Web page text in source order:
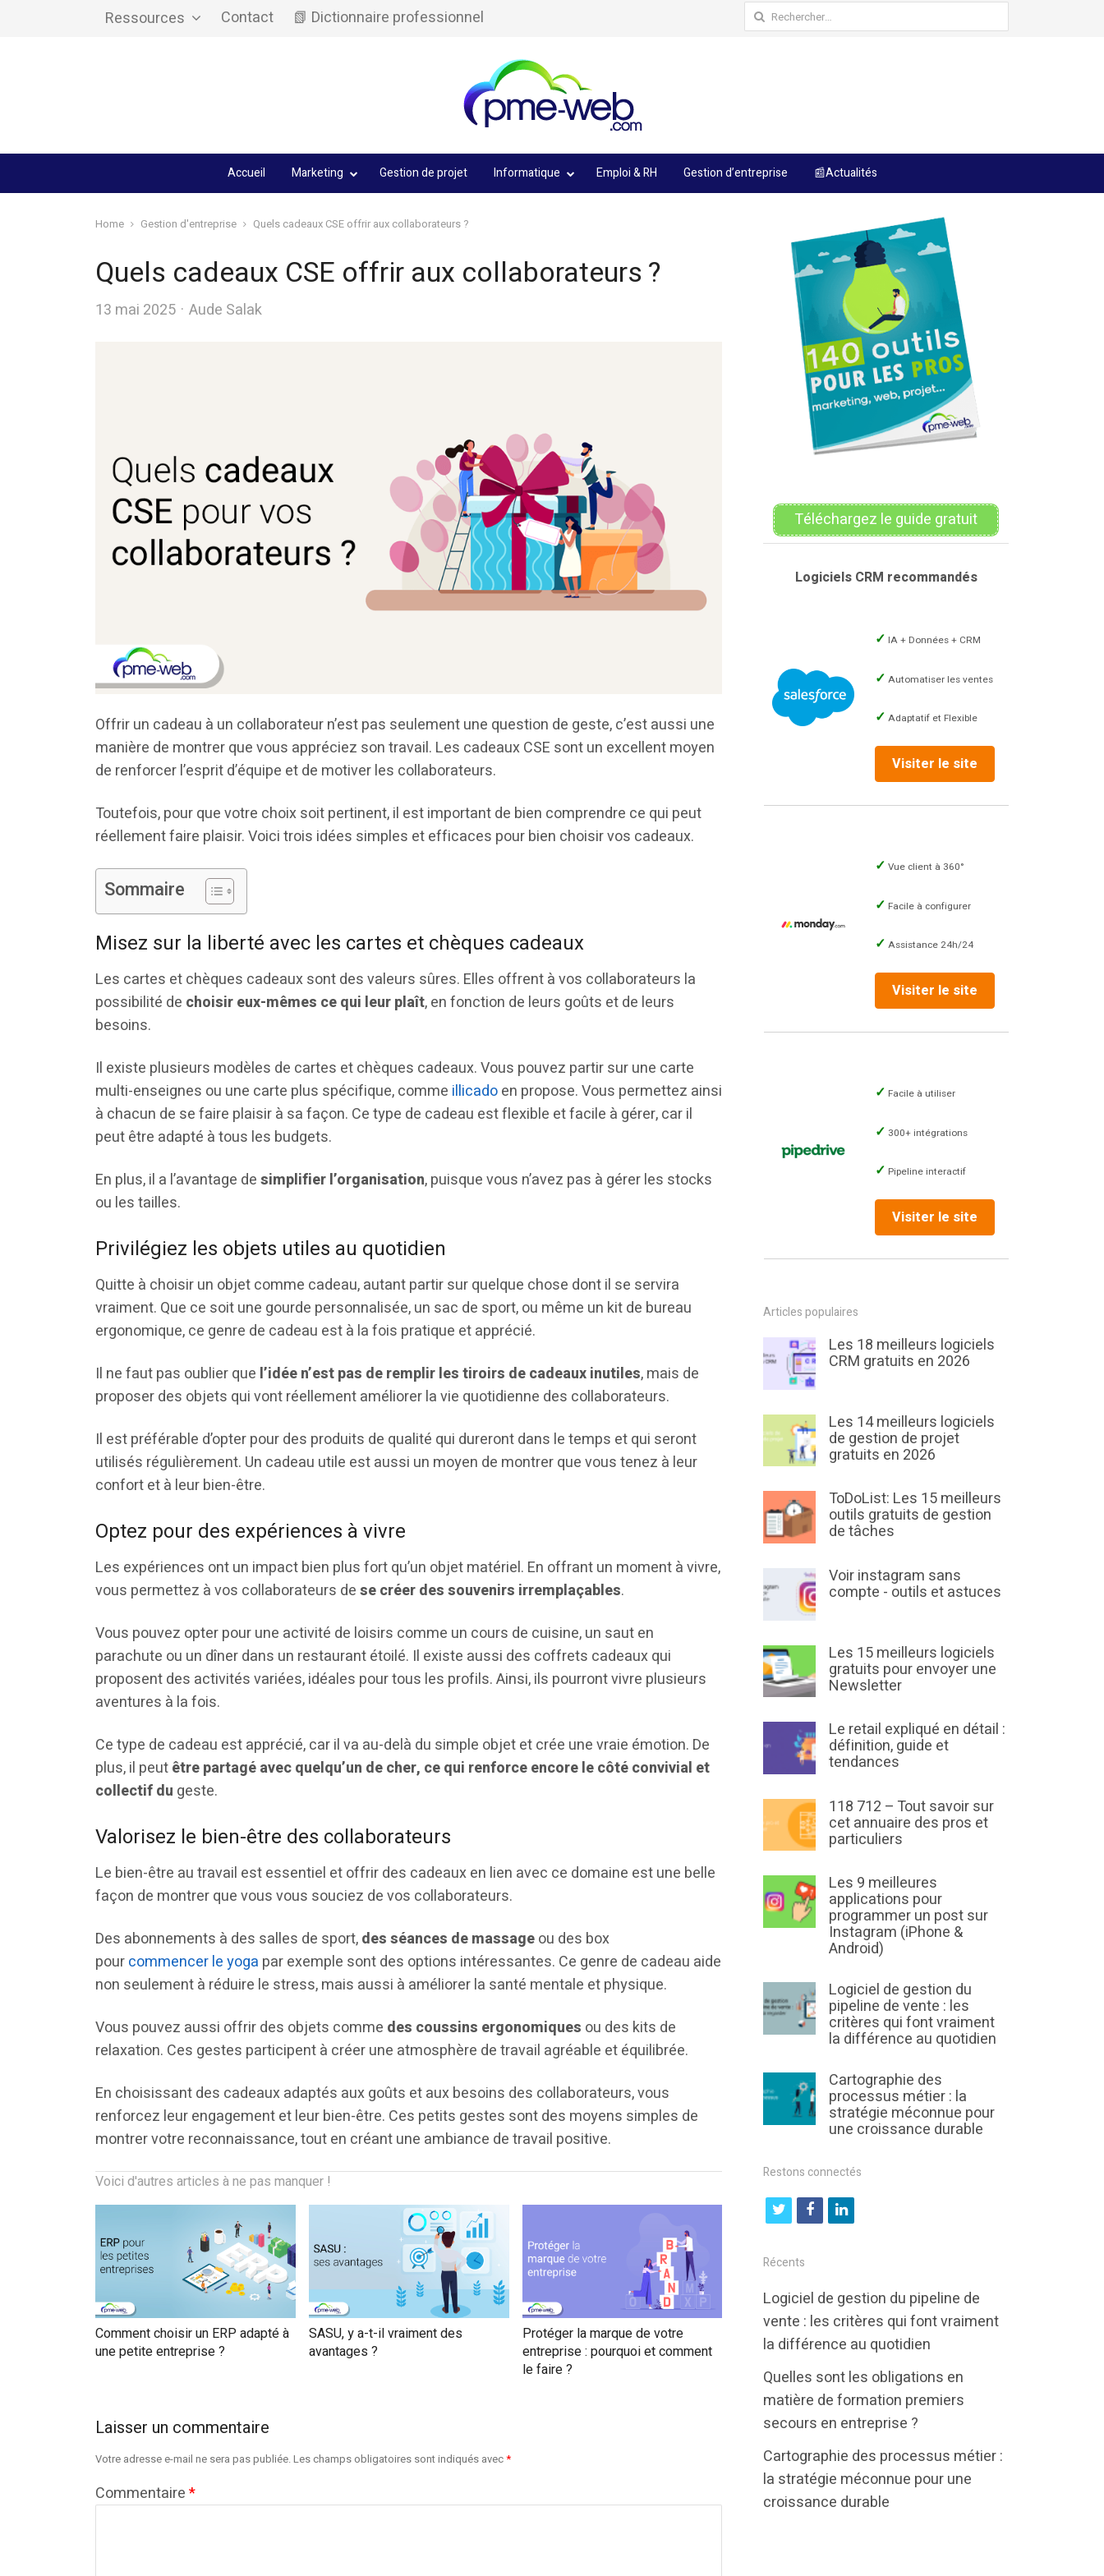
Ressources Contact 📗 Dictionnaire professionnel Rechercher :
Accueil Marketing Gestion de projet Informatique Emploi & RH Gestion d’entreprise 📰Actualités
Home Gestion d'entreprise Quels cadeaux CSE offrir aux collaborateurs ?
Quels cadeaux CSE offrir aux collaborateurs ?
13 mai 2025 Author
Aude Salak
Offrir un cadeau à un collaborateur n’est pas seulement une question de geste, c’est aussi une
manière de montrer que vous appréciez son travail. Les cadeaux CSE sont un excellent moyen
de renforcer l’esprit d’équipe et de motiver les collaborateurs.
Toutefois, pour que votre choix soit pertinent, il est important de bien comprendre ce qui peut
réellement faire plaisir. Voici trois idées simples et efficaces pour bien choisir vos cadeaux.
Sommaire
Misez sur la liberté avec les cartes et chèques cadeaux
Les cartes et chèques cadeaux sont des valeurs sûres. Elles offrent à vos collaborateurs la
possibilité de choisir eux-mêmes ce qui leur plaît, en fonction de leurs goûts et de leurs
besoins.
Il existe plusieurs modèles de cartes et chèques cadeaux. Vous pouvez partir sur une carte
multi-enseignes ou une carte plus spécifique, comme illicadoen propose. Vous permettez ainsi
à chacun de se faire plaisir à sa façon. Ce type de cadeau est flexible et facile à gérer, car il
peut être adapté à tous les budgets.
En plus, il a l’avantage desimplifier l’organisation, puisque vous n’avez pas à gérer les stocks
ou les tailles.
Privilégiez les objets utiles au quotidien
Quitte à choisir un objet comme cadeau, autant partir sur quelque chose dont il se servira
vraiment. Que ce soit une gourde personnalisée, un sac de sport, ou même un kit de bureau
ergonomique, ce genre de cadeau est à la fois pratique et apprécié.
Il ne faut pas oublier que l’idée n’est pas de remplir les tiroirs de cadeaux inutiles, mais de
proposer des objets qui vont réellement améliorer la vie quotidienne des collaborateurs.
Il est préférable d’opter pour des produits de qualité qui dureront dans le temps et qui seront
utilisés régulièrement. Un cadeau utile est aussi un moyen de montrer que vous tenez à leur
confort et à leur bien-être.
Optez pour des expériences à vivre
Les expériences ont un impact bien plus fort qu’un objet matériel. En offrant un moment à vivre,
vous permettez à vos collaborateurs dese créer des souvenirs irremplaçables.
Vous pouvez opter pour une activité de loisirs comme un cours de cuisine, un saut en
parachute ou un dîner dans un restaurant étoilé. Il existe aussi des coffrets cadeaux qui
proposent des activités variées, idéales pour tous les profils. Ainsi, ils pourront vivre plusieurs
aventures à la fois.
Ce type de cadeau est apprécié, car il va au-delà du simple objet et crée une vraie émotion. De
plus, il peutêtre partagé avec quelqu’un de cher, ce qui renforce encore le côté convivial et
collectif du geste.
Valorisez le bien-être des collaborateurs
Le bien-être au travail est essentiel et offrir des cadeaux en lien avec ce domaine est une belle
façon de montrer que vous vous souciez de vos collaborateurs.
Des abonnements à des salles de sport,des séances de massageou des box
pourcommencer le yoga par exemple sont des options intéressantes. Ce genre de cadeau aide
non seulement à réduire le stress, mais aussi à améliorer la santé mentale et physique.
Vous pouvez aussi offrir des objets comme des coussins ergonomiques ou des kits de
relaxation. Ces gestes participent à créer une atmosphère de travail agréable et équilibrée.
En choisissant des cadeaux adaptés aux goûts et aux besoins des collaborateurs, vous
renforcez leur engagement et leur bien-être. Ces petits gestes sont des moyens simples de
montrer votre reconnaissance, tout en créant une ambiance de travail positive.
Voici d'autres articles à ne pas manquer !
Comment choisir un ERP adapté à
une petite entreprise ?
SASU, y a-t-il vraiment des
avantages ?
Protéger la marque de votre
entreprise : pourquoi et comment
le faire ?
Laisser un commentaire
Votre adresse e-mail ne sera pas publiée.Les champs obligatoires sont indiqués avec*
Commentaire*
Téléchargez le guide gratuit
Logiciels CRM recommandés
IA + Données + CRM
Automatiser les ventes
Adaptatif et Flexible
Visiter le site
Vue client à 360°
Facile à configurer
Assistance 24h/24
Visiter le site
Facile à utiliser
300+ intégrations
Pipeline interactif
Visiter le site
Articles populaires
Les 18 meilleurs logiciels
CRM gratuits en 2026
Les 14 meilleurs logiciels
de gestion de projet
gratuits en 2026
ToDoList: Les 15 meilleurs
outils gratuits de gestion
de tâches
Voir instagram sans
compte - outils et astuces
Les 15 meilleurs logiciels
gratuits pour envoyer une
Newsletter
Le retail expliqué en détail :
définition, guide et
tendances
118 712 – Tout savoir sur
cet annuaire des pros et
particuliers
Les 9 meilleures
applications pour
programmer un post sur
Instagram (iPhone &
Android)
Logiciel de gestion du
pipeline de vente : les
critères qui font vraiment
la différence au quotidien
Cartographie des
processus métier : la
stratégie méconnue pour
une croissance durable
Restons connectés
t
i
t
t
e
f
b
o
k
l
e
d
i
n
Récents
Logiciel de gestion du pipeline de
vente : les critères qui font vraiment
la différence au quotidien
Quelles sont les obligations en
matière de formation premiers
secours en entreprise ?
Cartographie des processus métier :
la stratégie méconnue pour une
croissance durable